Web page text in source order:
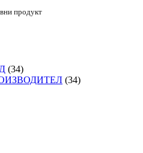
продукт
(34)
(34)